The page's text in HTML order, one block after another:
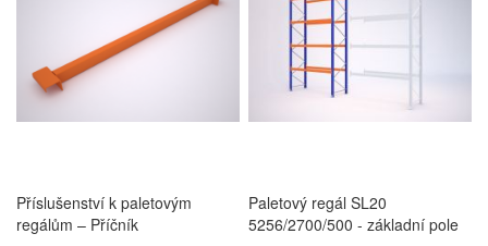
Příslušenství k paletovým
regálům – Příčník
Paletový regál SL20
5256/2700/500 - základní pole